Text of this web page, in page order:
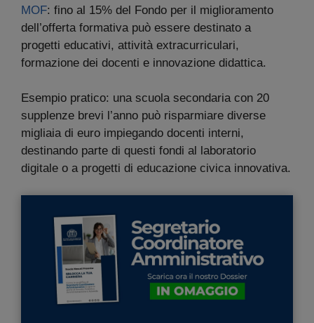
MOF: fino al 15% del Fondo per il miglioramento
dell’offerta formativa può essere destinato a
progetti educativi, attività extracurriculari,
formazione dei docenti e innovazione didattica.
Esempio pratico: una scuola secondaria con 20
supplenze brevi l’anno può risparmiare diverse
migliaia di euro impiegando docenti interni,
destinando parte di questi fondi al laboratorio
digitale o a progetti di educazione civica innovativa.